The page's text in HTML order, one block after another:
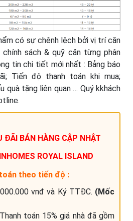
có sự chênh lệch bởi vị trí căn
sách & quỹ căn từng phân
tin chi tiết mới nhất : Bảng báo
Tiến độ thanh toán khi mua;
quà tặng liên quan … Quý kkhách
ĐÃI BÁN HÀNG CẬP NHẬT
ROYAL ISLAND
theo tiến độ :
vnđ và Ký TTĐC. (Mốc
toán 15% giá nhà đã gồm